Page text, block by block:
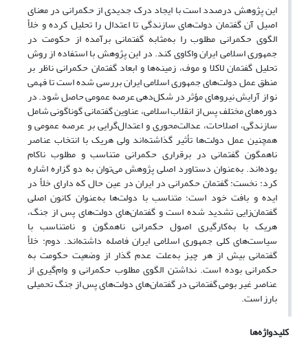
این پژوهش درصدد است با ایجاد درک جدیدی از حکمرانی در معنای
اصیل آن‌ گفتمان دولت‌های سازندگی تا اعتدال را تحلیل کرده‌ و خلأ
الگوی حکمرانی مطلوب را به‌مثابه گفتمانی برآمده از حکومت در
جمهوری اسلامی ایران واکاوی کند. در این پژوهش با استفاده از روش
تحلیل گفتمان لاکلا و موف، زمینه‌ها و ابعاد گفتمان حکمرانی ناظر بر
منطق عمل دولت‌های جمهوری اسلامی ایران بررسی شده است‌ تا فهمی
نو از آرایش نیروهای مؤثر در شکل‌دهی عرصه عمومی حاصل شود. در
دوره‌های مختلف پس از انقلاب اسلامی، عناوین گفتمانی گوناگونی شامل
سازندگی، اصلاحات، عدالت‌محوری و اعتدال‌گرایی بر عرصه عمومی و
همچنین عمل دولت‌ها تأثیر گذاشته‌اند ولی هر‌یک با انتخاب عناصر
ناهمگون گفتمانی در برقراری حکمرانی متناسب و مطلوب ناکام
بوده‌اند. به‌عنوان دستاورد اصلی پژوهش می‌توان به دو گزاره اشاره
کرد: نخست: گفتمان حکمرانی در ایران در عین‌ حال که دارای خلأ در
ایده و بافت خود است؛ متناسب با دولت‌ها به‌عنوان کانون اصلی
گفتمان‌زایی تشدید شده است و گفتمان‌های دولت‌های پس از جنگ،
هر‌یک با به‌کارگیری اصول حکمرانی ناهمگون و نا‌متناسب با
سیاست‌های کلی جمهوری اسلامی ایران فاصله داشته‌اند. دوم: خلأ
گفتمانی بیش از هر چیز به‌علت عدم گذار از وضعیت حکومت به
حکمرانی بوده است. نداشتن الگوی مطلوب حکمرانی و وام‌گیری از
عناصر غیر بومی گفتمانی در گفتمان‌های دولت‌های پس از جنگ تحمیلی
بارز است.
کلیدواژه‌ها